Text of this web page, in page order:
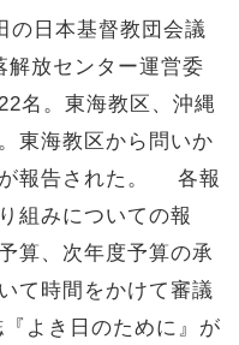
日本基督教団会議
解放センター運営委
名。東海教区、沖縄
東海教区から問いか
が報告された。 各報
組みについての報
算、次年度予算の承
て時間をかけて審議
よき日のために』が